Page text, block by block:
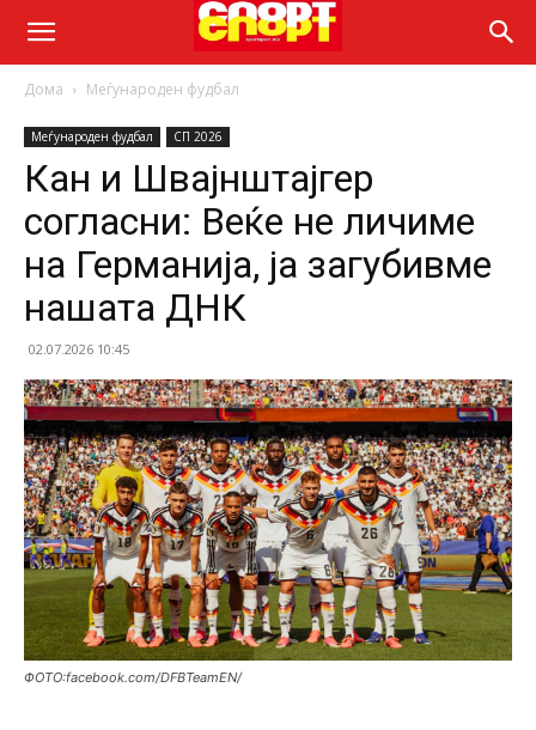
Дома Меѓународен фудбал
Меѓународен фудбал СП 2026
Кан и Швајнштајгер
согласни: Веќе не личиме
на Германија, ја загубивме
нашата ДНК
02.07.2026 10:45
ФОТО:facebook.com/DFBTeamEN/